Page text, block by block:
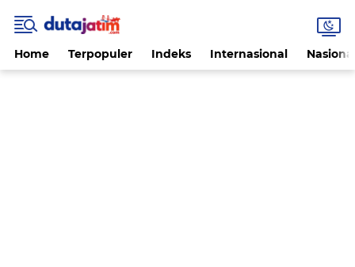
Home Terpopuler Indeks Internasional